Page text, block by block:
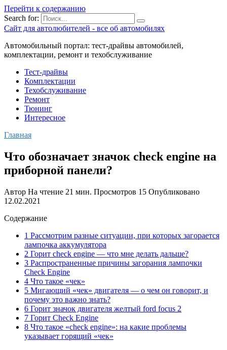
Перейти к содержанию
Search for:
Сайт для автолюбителей - все об автомобилях
Автомобильный портал: тест-драйвы автомобилей,
комплектации, ремонт и техобслуживание
Тест-драйвы
Комплектации
Техобслуживание
Ремонт
Тюнинг
Интересное
Главная
Что обозначает значок check engine на
приборной панели?
Автор На чтение 21 мин. Просмотров 15 Опубликовано
12.02.2021
Содержание
1 Рассмотрим разные ситуации, при которых загорается
лампочка аккумулятора
2 Горит check engine — что мне делать дальше?
3 Распространенные причины загорания лампочки
Check Engine
4 Что такое «чек»
5 Мигающий «чек» двигателя — о чем он говорит, и
почему это важно знать?
6 Горит значок двигателя желтый ford focus 2
7 Горит Check Engine
8 Что такое «check engine»: на какие проблемы
указывает горящий «чек»